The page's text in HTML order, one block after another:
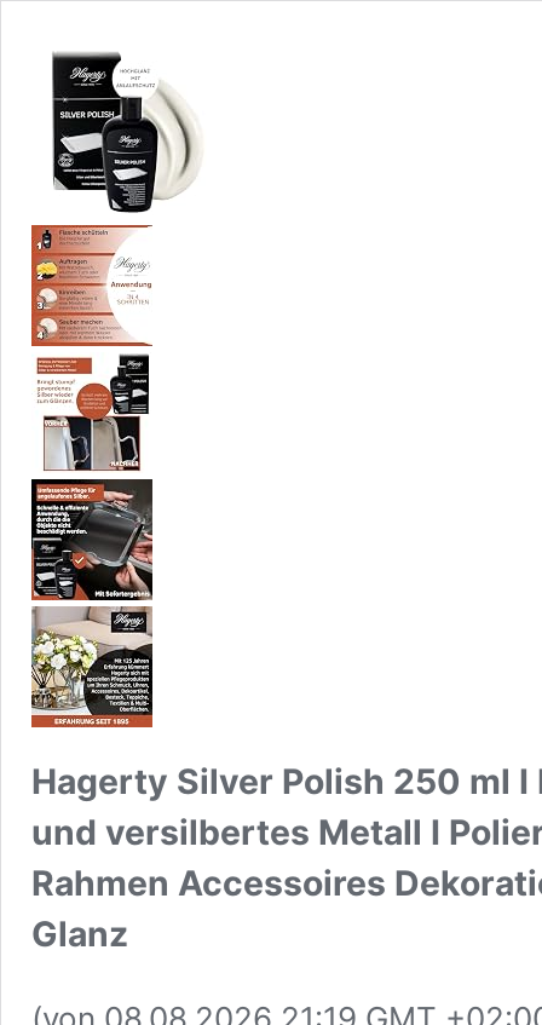
Hagerty Silver Polish 250 ml
und versilbertes Metall I
Rahmen Accessoires
Glanz